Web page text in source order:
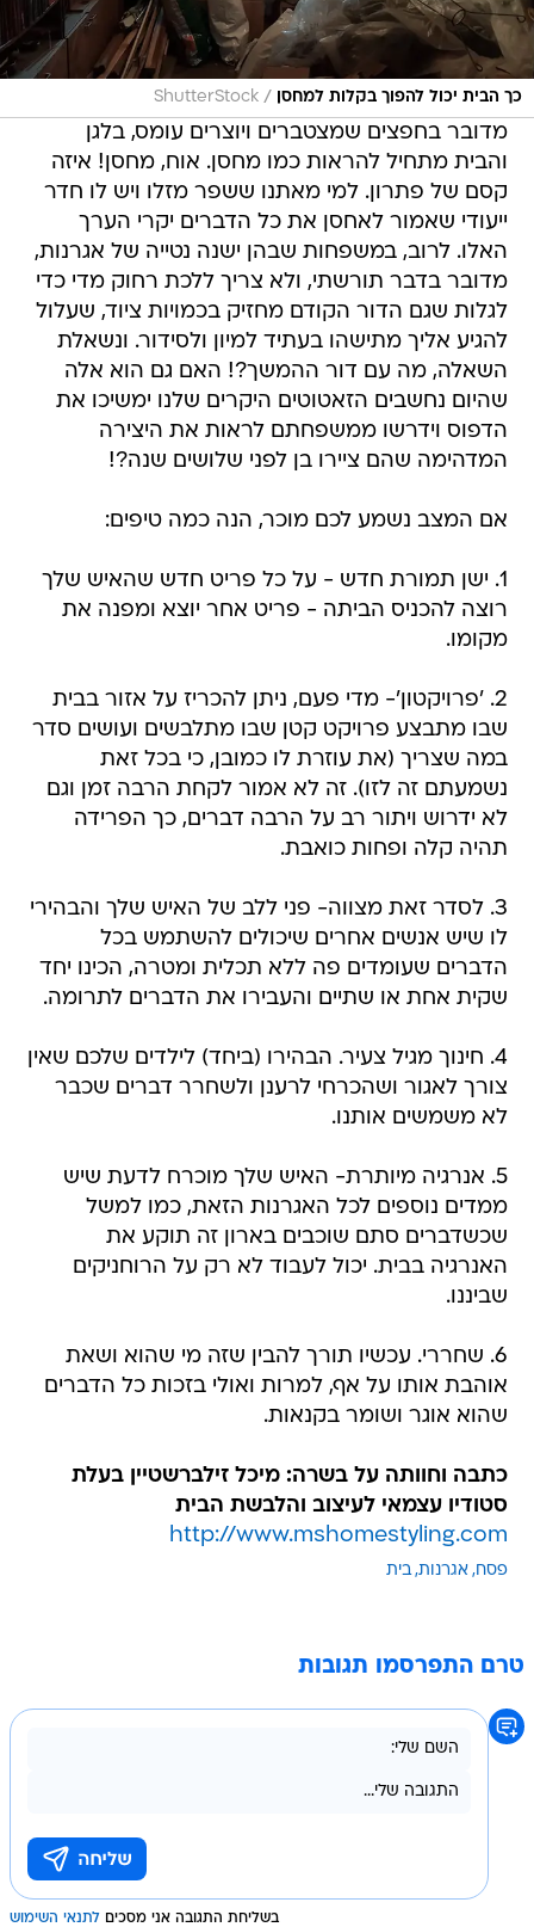
כך הבית יכול להפוך בקלות למחסן /
ShutterStock
מדובר בחפצים שמצטברים ויוצרים עומס, בלגן
והבית מתחיל להראות כמו מחסן. אוח, מחסן! איזה
קסם של פתרון. למי מאתנו ששפר מזלו ויש לו חדר
ייעודי שאמור לאחסן את כל הדברים יקרי הערך
האלו. לרוב, במשפחות שבהן ישנה נטייה של אגרנות,
מדובר בדבר תורשתי, ולא צריך ללכת רחוק מדי כדי
לגלות שגם הדור הקודם מחזיק בכמויות ציוד, שעלול
להגיע אליך מתישהו בעתיד למיון ולסידור. ונשאלת
השאלה, מה עם דור ההמשך?! האם גם הוא אלה
שהיום נחשבים הזאטוטים היקרים שלנו ימשיכו את
הדפוס וידרשו ממשפחתם לראות את היצירה
המדהימה שהם ציירו בן לפני שלושים שנה?!
אם המצב נשמע לכם מוכר, הנה כמה טיפים:
1. ישן תמורת חדש - על כל פריט חדש שהאיש שלך
רוצה להכניס הביתה - פריט אחר יוצא ומפנה את
מקומו.
2. 'פרויקטון'- מדי פעם, ניתן להכריז על אזור בבית
שבו מתבצע פרויקט קטן שבו מתלבשים ועושים סדר
במה שצריך (את עוזרת לו כמובן, כי בכל זאת
נשמעתם זה לזו). זה לא אמור לקחת הרבה זמן וגם
לא ידרוש ויתור רב על הרבה דברים, כך הפרידה
תהיה קלה ופחות כואבת.
3. לסדר זאת מצווה- פני ללב של האיש שלך והבהירי
לו שיש אנשים אחרים שיכולים להשתמש בכל
הדברים שעומדים פה ללא תכלית ומטרה, הכינו יחד
שקית אחת או שתיים והעבירו את הדברים לתרומה.
4. חינוך מגיל צעיר. הבהירו (ביחד) לילדים שלכם שאין
צורך לאגור ושהכרחי לרענן ולשחרר דברים שכבר
לא משמשים אותנו.
5. אנרגיה מיותרת- האיש שלך מוכרח לדעת שיש
ממדים נוספים לכל האגרנות הזאת, כמו למשל
שכשדברים סתם שוכבים בארון זה תוקע את
האנרגיה בבית. יכול לעבוד לא רק על הרוחניקים
שביננו.
6. שחררי. עכשיו תורך להבין שזה מי שהוא ושאת
אוהבת אותו על אף, למרות ואולי בזכות כל הדברים
שהוא אוגר ושומר בקנאות.
כתבה וחוותה על בשרה: מיכל זילברשטיין בעלת
סטודיו עצמאי לעיצוב והלבשת הבית
http://www.mshomestyling.com
פסח אגרנות בית
טרם התפרסמו תגובות
בשליחת התגובה אני מסכים לתנאי השימוש